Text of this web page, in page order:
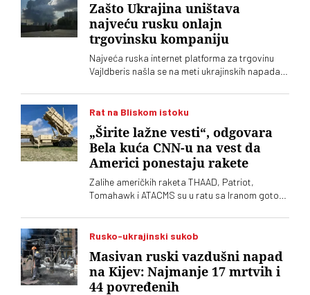
Zašto Ukrajina uništava
najveću rusku onlajn
trgovinsku kompaniju
Najveća ruska internet platforma za trgovinu
Vajldberis našla se na meti ukrajinskih napada
pogođeno 12 od 15 najvećih skladišta
kompanije, što bi moglo da ima ozbiljne
posledice po njeno poslovanje
Rat na Bliskom istoku
„Širite lažne vesti“, odgovara
Bela kuća CNN-u na vest da
Americi ponestaju rakete
Zalihe američkih raketa THAAD, Patriot,
Tomahawk i ATACMS su u ratu sa Iranom gotovo
Pentagonu
Rusko-ukrajinski sukob
Masivan ruski vazdušni napad
na Kijev: Najmanje 17 mrtvih i
44 povređenih